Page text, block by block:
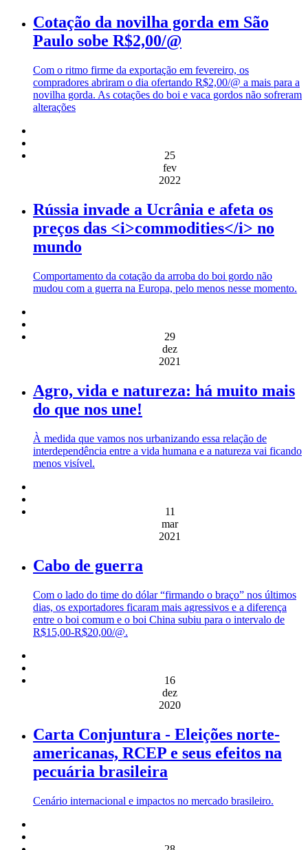
Cotação da novilha gorda em São
Paulo sobe R$2,00/@
Com o ritmo firme da exportação em fevereiro, os
compradores abriram o dia ofertando R$2,00/@ a mais para a
novilha gorda. As cotações do boi e vaca gordos não sofreram
alterações
25
fev
2022
Rússia invade a Ucrânia e afeta os
preços das <i>commodities</i> no
mundo
Comportamento da cotação da arroba do boi gordo não
mudou com a guerra na Europa, pelo menos nesse momento.
29
dez
2021
Agro, vida e natureza: há muito mais
do que nos une!
À medida que vamos nos urbanizando essa relação de
interdependência entre a vida humana e a natureza vai ficando
menos visível.
11
mar
2021
Cabo de guerra
Com o lado do time do dólar “firmando o braço” nos últimos
dias, os exportadores ficaram mais agressivos e a diferença
entre o boi comum e o boi China subiu para o intervalo de
R$15,00-R$20,00/@.
16
dez
2020
Carta Conjuntura - Eleições norte-
americanas, RCEP e seus efeitos na
pecuária brasileira
Cenário internacional e impactos no mercado brasileiro.